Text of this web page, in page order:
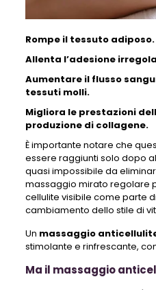
Rompe il tessuto adiposo.
Allenta l’adesione
Aumentare il flusso
tessuti molli.
Migliora le prestazioni
produzione di collagene.
È importante notare che
essere raggiunti solo dopo
quasi impossibile da
massaggio mirato regolare
cellulite visibile come parte
cambiamento dello stile di
Un massaggio
stimolante e rinfrescante,
Ma il massaggio